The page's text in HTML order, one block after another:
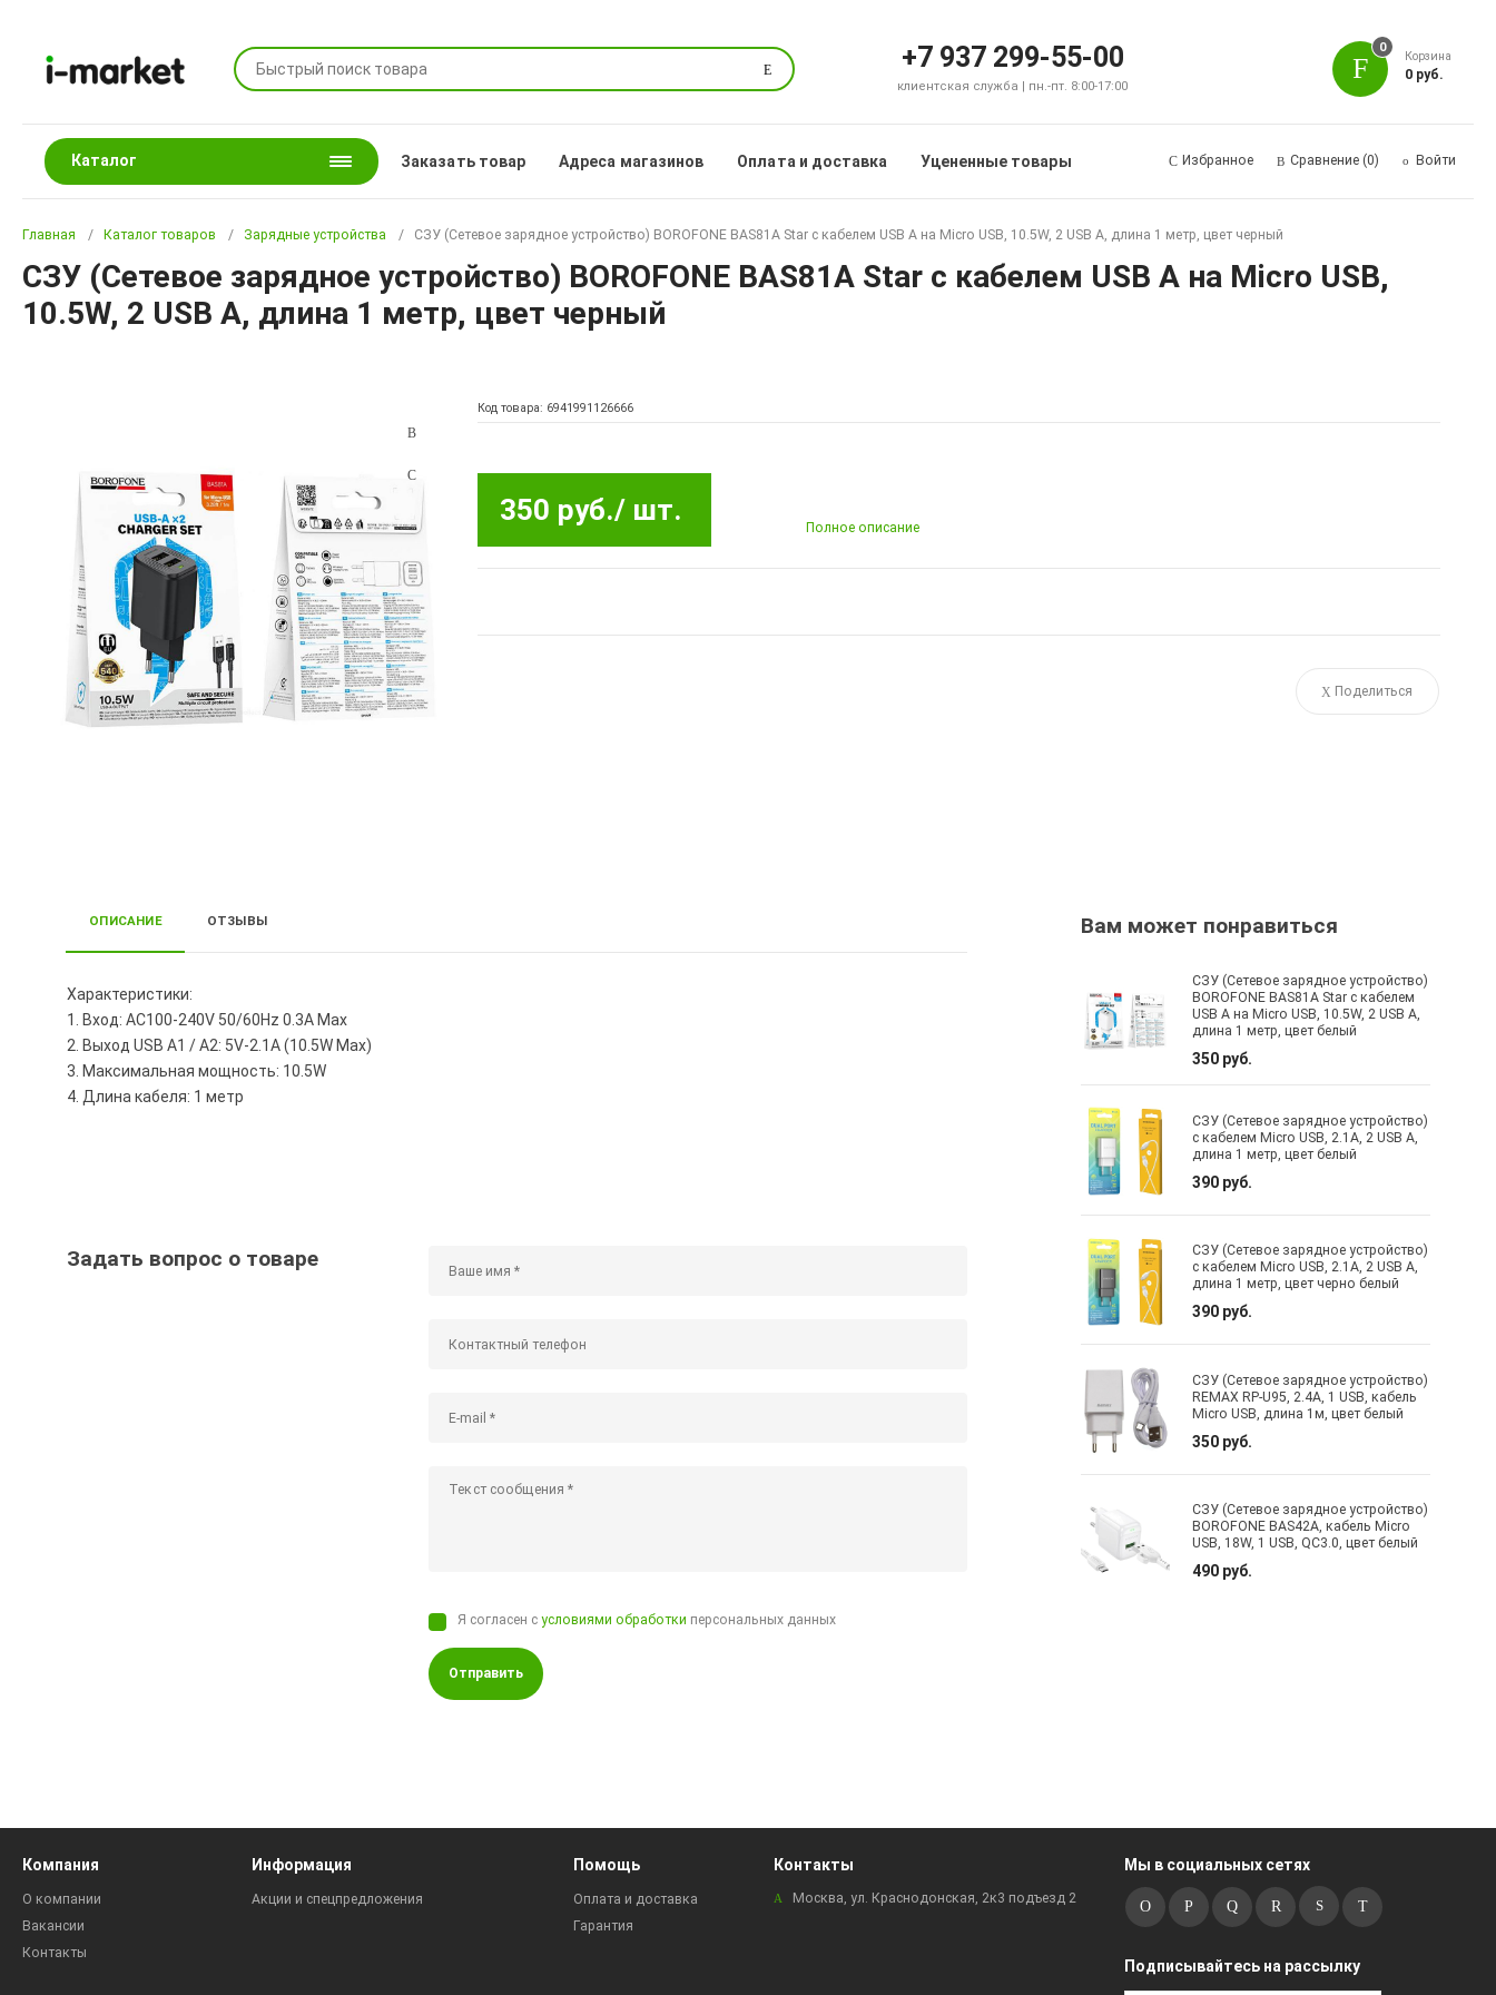
Поиск +7 937 299-55-00
клиентская служба | пн.-пт. 8:00-17:00
0
Корзина
0 руб.
Каталог Заказать товар Адреса магазинов Оплата и доставка Уцененные товары Избранное Сравнение (0) Войти
Главная Каталог товаров Зарядные устройства СЗУ (Сетевое зарядное устройство) BOROFONE BAS81A Star с кабелем USB A на Micro USB, 10.5W, 2 USB A, длина 1 метр, цвет черный
СЗУ (Сетевое зарядное устройство) BOROFONE BAS81A Star с кабелем USB A на Micro USB,
10.5W, 2 USB A, длина 1 метр, цвет черный
Код товара: 6941991126666
350 руб./ шт.
Полное описание
Поделиться
ОПИСАНИЕ ОТЗЫВЫ
Характеристики:
1. Вход: AC100-240V 50/60Hz 0.3A Max
2. Выход USB A1 / A2: 5V-2.1A (10.5W Max)
3. Максимальная мощность: 10.5W
4. Длина кабеля: 1 метр
Задать вопрос о товаре
Я согласен сусловиями обработки персональных данных
Отправить
Вам может понравиться
СЗУ (Сетевое зарядное устройство)
BOROFONE BAS81A Star с кабелем
USB A на Micro USB, 10.5W, 2 USB A,
длина 1 метр, цвет белый
350 руб.
СЗУ (Сетевое зарядное устройство)
с кабелем Micro USB, 2.1A, 2 USB A,
длина 1 метр, цвет белый
390 руб.
СЗУ (Сетевое зарядное устройство)
с кабелем Micro USB, 2.1A, 2 USB A,
длина 1 метр, цвет черно белый
390 руб.
СЗУ (Сетевое зарядное устройство)
REMAX RP-U95, 2.4A, 1 USB, кабель
Micro USB, длина 1м, цвет белый
350 руб.
СЗУ (Сетевое зарядное устройство)
BOROFONE BAS42A, кабель Micro
USB, 18W, 1 USB, QC3.0, цвет белый
490 руб.
Компания
О компании
Вакансии
Контакты
Информация
Акции и спецпредложения
Помощь
Оплата и доставка
Гарантия
Контакты
Москва, ул. Краснодонская, 2к3 подъезд 2
Мы в социальных сетях
Подписывайтесь на рассылку